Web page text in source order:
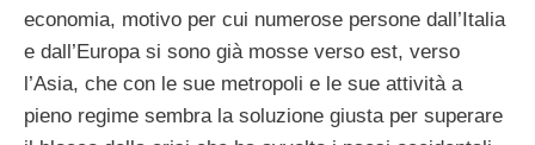
economia, motivo per cui numerose persone dall’Italia
e dall’Europa si sono già mosse verso est, verso
l’Asia, che con le sue metropoli e le sue attività a
pieno regime sembra la soluzione giusta per superare